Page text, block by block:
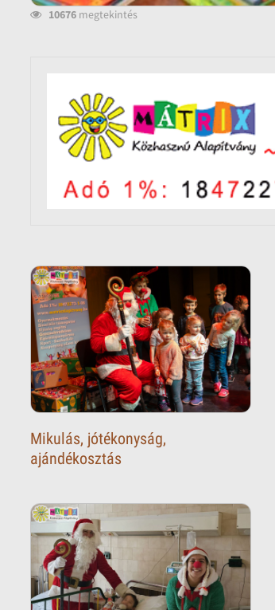
10676 megtekintés
Mikulás, jótékonyság,
ajándékosztás